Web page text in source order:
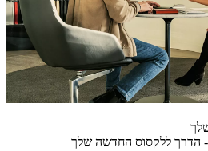
- הדרך ללקסוס החדשה שלך